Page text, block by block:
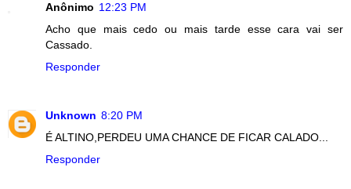
Anônimo 12:23 PM
Acho que mais cedo ou mais tarde esse cara vai ser
Cassado.
Responder
Unknown 8:20 PM
É ALTINO,PERDEU UMA CHANCE DE FICAR CALADO...
Responder